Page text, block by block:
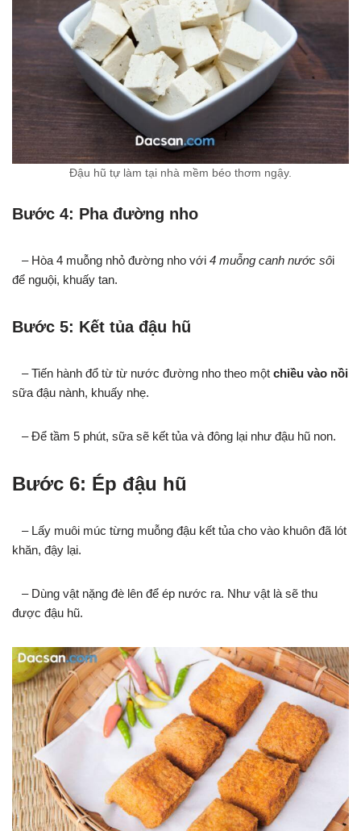
Đậu hũ tự làm tại nhà mềm béo thơm ngậy.
Bước 4: Pha đường nho
– Hòa 4 muỗng nhỏ đường nho với 4 muỗng canh nước sôi
để nguội, khuấy tan.
Bước 5: Kết tủa đậu hũ
– Tiến hành đổ từ từ nước đường nho theo một chiều vào nồi
sữa đậu nành, khuấy nhẹ.
– Để tầm 5 phút, sữa sẽ kết tủa và đông lại như đậu hũ non.
Bước 6: Ép đậu hũ
– Lấy muôi múc từng muỗng đậu kết tủa cho vào khuôn đã lót
khăn, đậy lại.
– Dùng vật nặng đè lên để ép nước ra. Như vật là sẽ thu
được đậu hũ.